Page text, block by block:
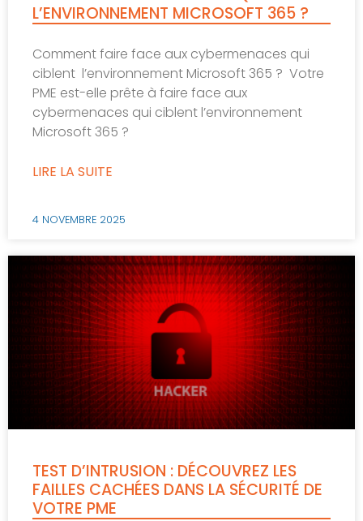
L’ENVIRONNEMENT MICROSOFT 365 ?
Comment faire face aux cybermenaces qui
ciblent l’environnement Microsoft 365 ? Votre
PME est-elle prête à faire face aux
cybermenaces qui ciblent l’environnement
Microsoft 365 ?
LIRE LA SUITE
4 NOVEMBRE 2025
TEST D’INTRUSION : DÉCOUVREZ LES
FAILLES CACHÉES DANS LA SÉCURITÉ DE
VOTRE PME